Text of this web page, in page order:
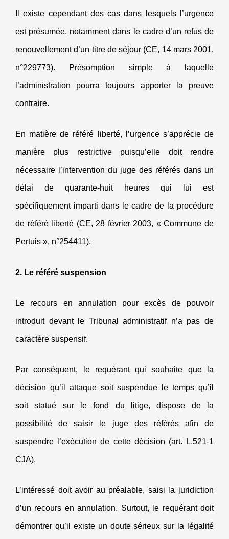
Il existe cependant des cas dans lesquels l’urgence
est présumée, notamment dans le cadre d’un refus de
renouvellement d’un titre de séjour (CE, 14 mars 2001,
n°229773). Présomption simple à laquelle
l’administration pourra toujours apporter la preuve
contraire.
En matière de référé liberté, l’urgence s’apprécie de
manière plus restrictive puisqu’elle doit rendre
nécessaire l’intervention du juge des référés dans un
délai de quarante-huit heures qui lui est
spécifiquement imparti dans le cadre de la procédure
de référé liberté (CE, 28 février 2003, « Commune de
Pertuis », n°254411).
2. Le référé suspension
Le recours en annulation pour excès de pouvoir
introduit devant le Tribunal administratif n’a pas de
caractère suspensif.
Par conséquent, le requérant qui souhaite que la
décision qu’il attaque soit suspendue le temps qu’il
soit statué sur le fond du litige, dispose de la
possibilité de saisir le juge des référés afin de
suspendre l’exécution de cette décision (art. L.521-1
CJA).
L’intéressé doit avoir au préalable, saisi la juridiction
d’un recours en annulation. Surtout, le requérant doit
démontrer qu’il existe un doute sérieux sur la légalité